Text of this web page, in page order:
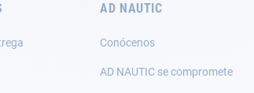
AD NAUTIC
Conócenos
AD NAUTIC se compromete